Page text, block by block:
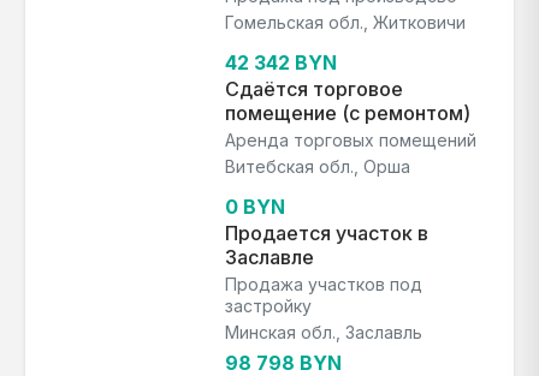
Гомельская обл., Житковичи
42 342 BYN
Сдаётся торговое
помещение (с ремонтом)
Аренда торговых помещений
Витебская обл., Орша
0 BYN
Продается участок в
Заславле
Продажа участков под
застройку
Минская обл., Заславль
98 798 BYN